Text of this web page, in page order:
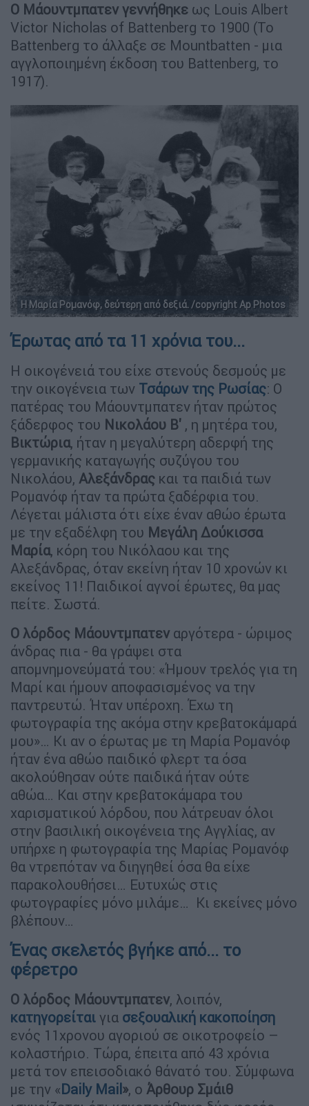
Ο Μάουντμπατεν γεννήθηκε ως Louis Albert
Victor Nicholas of Battenberg το 1900 (Το
Battenberg το άλλαξε σε Mountbatten - μια
αγγλοποιημένη έκδοση του Battenberg, το
1917).
Η Μαρία Ρομανόφ, δεύτερη από δεξιά. /copyright Ap Photos
Έρωτας από τα 11 χρόνια του...
Η οικογένειά του είχε στενούς δεσμούς με
την οικογένεια των Τσάρων της Ρωσίας: Ο
πατέρας του Μάουντμπατεν ήταν πρώτος
ξάδερφος του Νικολάου Β' , η μητέρα του,
Βικτώρια, ήταν η μεγαλύτερη αδερφή της
γερμανικής καταγωγής συζύγου του
Νικολάου, Αλεξάνδρας και τα παιδιά των
Ρομανόφ ήταν τα πρώτα ξαδέρφια του.
Λέγεται μάλιστα ότι είχε έναν αθώο έρωτα
με την εξαδέλφη του Μεγάλη Δούκισσα
Μαρία, κόρη του Νικόλαου και της
Αλεξάνδρας, όταν εκείνη ήταν 10 χρονών κι
εκείνος 11! Παιδικοί αγνοί έρωτες, θα μας
πείτε. Σωστά.
Ο λόρδος Μάουντμπατεν αργότερα - ώριμος
άνδρας πια - θα γράψει στα
απομνημονεύματά του: «Ήμουν τρελός για τη
Μαρί και ήμουν αποφασισμένος να την
παντρευτώ. Ήταν υπέροχη. Έχω τη
φωτογραφία της ακόμα στην κρεβατοκάμαρά
μου»… Κι αν ο έρωτας με τη Μαρία Ρομανόφ
ήταν ένα αθώο παιδικό φλερτ τα όσα
ακολούθησαν ούτε παιδικά ήταν ούτε
αθώα… Και στην κρεβατοκάμαρα του
χαρισματικού λόρδου, που λάτρευαν όλοι
στην βασιλική οικογένεια της Αγγλίας, αν
υπήρχε η φωτογραφία της Μαρίας Ρομανόφ
θα ντρεπόταν να διηγηθεί όσα θα είχε
παρακολουθήσει… Ευτυχώς στις
φωτογραφίες μόνο μιλάμε… Κι εκείνες μόνο
βλέπουν…
Ένας σκελετός βγήκε από... το
φέρετρο
Ο λόρδος Μάουντμπατεν, λοιπόν,
κατηγορείται για σεξουαλική κακοποίηση
ενός 11χρονου αγοριού σε οικοτροφείο –
κολαστήριο. Τώρα, έπειτα από 43 χρόνια
μετά τον επεισοδιακό θάνατό του. Σύμφωνα
με την «Daily Mail », ο Άρθουρ Σμάιθ